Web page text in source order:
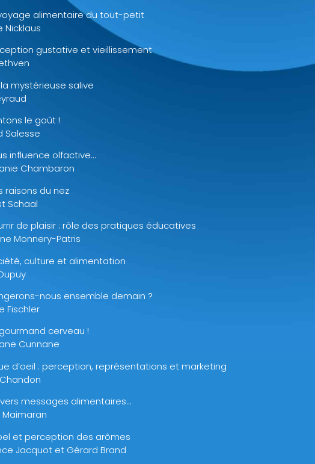
alimentaire du tout-petit
Nicklaus
gustative et vieillissement
mystérieuse salive
le goût !
Salesse
influence olfactive…
Chambaron
raisons du nez
Schaal
de plaisir : rôle des pratiques éducatives
Monnery-Patris
culture et alimentation
nous ensemble demain ?
Fischler
cerveau !
Cunnane
d’oeil : perception, représentations et marketing
messages alimentaires…
Maimaran
et perception des arômes
Jacquot et Gérard Brand